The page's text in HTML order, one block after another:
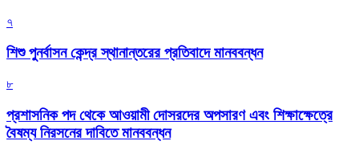
৭
শিশু পুনর্বাসন কেন্দ্র স্থানান্তরের প্রতিবাদে মানববন্ধন
৮
প্রশাসনিক পদ থেকে আওয়ামী দোসরদের অপসারণ এবং শিক্ষাক্ষেত্রে
বৈষম্য নিরসনের দাবিতে মানববন্ধন